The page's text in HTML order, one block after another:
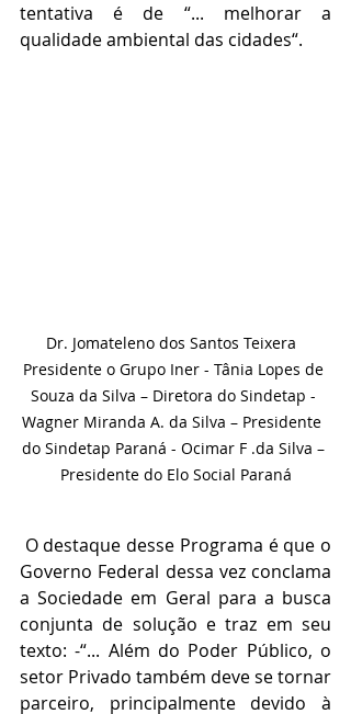
tentativa é de “... melhorar a
qualidade ambiental das cidades“.
Dr. Jomateleno dos Santos Teixera
Presidente o Grupo Iner - Tânia Lopes de
Souza da Silva – Diretora do Sindetap -
Wagner Miranda A. da Silva – Presidente
do Sindetap Paraná - Ocimar F .da Silva –
Presidente do Elo Social Paraná
Governo Federal dessa vez conclama
a Sociedade em Geral para a busca
conjunta de solução e traz em seu
texto: -“... Além do Poder Público, o
setor Privado também deve se tornar
parceiro, principalmente devido à